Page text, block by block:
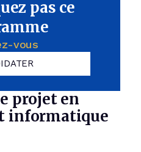
pas ce
vous
projet en
informatique